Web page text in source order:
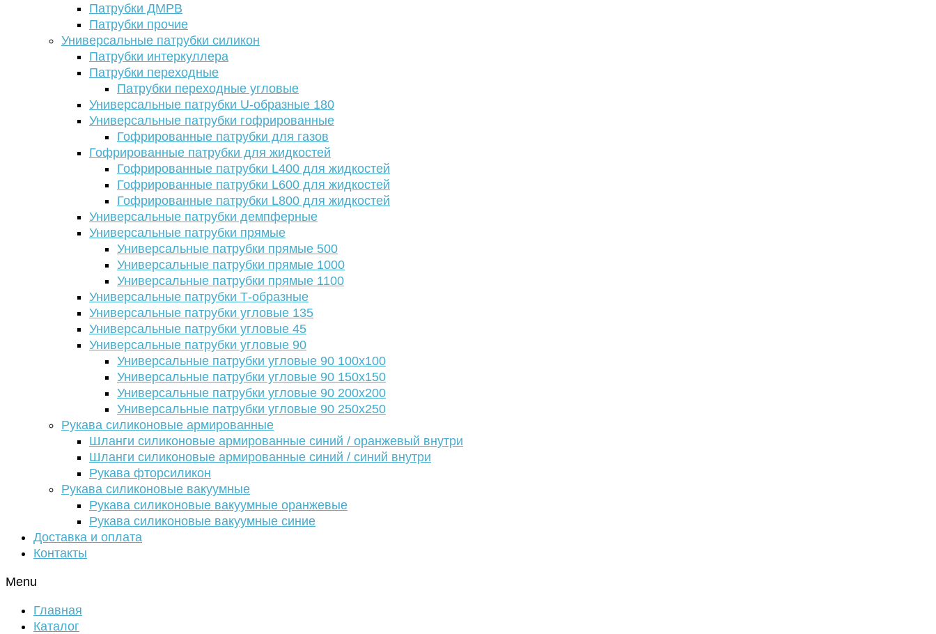
Патрубки ДМРВ
Патрубки прочие
Универсальные патрубки силикон
Патрубки интеркуллера
Патрубки переходные
Патрубки переходные угловые
Универсальные патрубки U-образные 180
Универсальные патрубки гофрированные
Гофрированные патрубки для газов
Гофрированные патрубки для жидкостей
Гофрированные патрубки L400 для жидкостей
Гофрированные патрубки L600 для жидкостей
Гофрированные патрубки L800 для жидкостей
Универсальные патрубки демпферные
Универсальные патрубки прямые
Универсальные патрубки прямые 500
Универсальные патрубки прямые 1000
Универсальные патрубки прямые 1100
Универсальные патрубки Т-образные
Универсальные патрубки угловые 135
Универсальные патрубки угловые 45
Универсальные патрубки угловые 90
Универсальные патрубки угловые 90 100х100
Универсальные патрубки угловые 90 150х150
Универсальные патрубки угловые 90 200х200
Универсальные патрубки угловые 90 250х250
Рукава силиконовые армированные
Шланги силиконовые армированные синий / оранжевый внутри
Шланги силиконовые армированные синий / синий внутри
Рукава фторсиликон
Рукава силиконовые вакуумные
Рукава силиконовые вакуумные оранжевые
Рукава силиконовые вакуумные синие
Доставка и оплата
Контакты
Menu
Главная
Каталог